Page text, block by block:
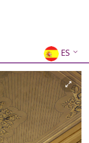
ES
EN
EL
FR
DE